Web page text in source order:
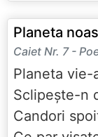
Planeta
Caiet Nr. 7 -
Planeta vie-
Sclipește-n
Candori